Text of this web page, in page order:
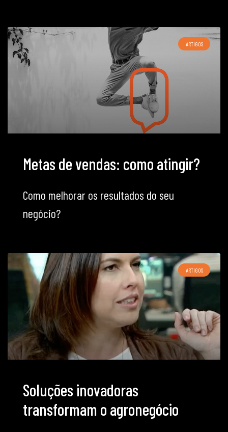
ARTIGOS
Metas de vendas: como atingir?
Como melhorar os resultados do seu
negócio?
ARTIGOS
Soluções inovadoras
transformam o agronegócio